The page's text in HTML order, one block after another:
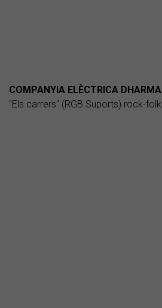
COMPANYIA ELÈCTRICA DHARMA
"Els carrers" (RGB Suports) rock-folk